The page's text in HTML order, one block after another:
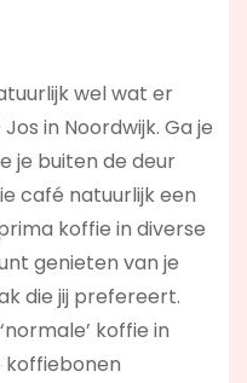
wel wat er
in Noordwijk. Ga je
je buiten de deur
café natuurlijk een
koffie in diverse
genieten van je
die jij prefereert.
koffie in
koffiebonen